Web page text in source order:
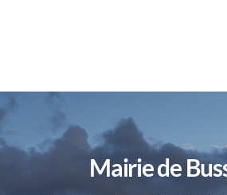
Mairie de